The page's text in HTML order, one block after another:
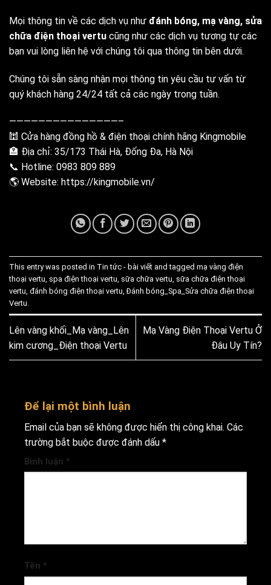
Mọi thông tin về các dịch vụ như đánh bóng, mạ vàng, sửa
chữa điện thoại vertu cũng như các dịch vụ tương tự các
bạn vui lòng liên hệ với chúng tôi qua thông tin bên dưới.
Chúng tôi sẵn sàng nhận mọi thông tin yêu cầu tư vấn từ
quý khách hàng 24/24 tất cả các ngày trong tuần.
———————————————–
🕍 Cửa hàng đồng hồ & điện thoại chính hãng Kingmobile
🏣 Địa chỉ: 35/173 Thái Hà, Đống Đa, Hà Nội
📞 Hotline: 0983 809 889
🌎 Website: https://kingmobile.vn/
This entry was posted in Tin tức - bài viết and tagged mạ vàng điện
thoại vertu spa điện thoại vertu sữa chữa vertu sữa chữa điện thoại
vertu đánh bóng điện thoại vertu ,Đánh bóng_Spa_Sửa chữa điện thoại
Vertu
Lên vàng khối_Mạ vàng_Lên
kim cương_Điện thoại Vertu
Mạ Vàng Điện Thoại Vertu Ở
Đâu Uy Tín?
Để lại một bình luận
Email của bạn sẽ không được hiển thị công khai. Các
trường bắt buộc được đánh dấu *
Bình luận *
Tên *